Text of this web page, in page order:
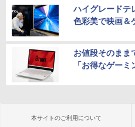
ハイグレードテ
色彩美で映画＆
お値段そのまま
「お得なゲーミ
本サイトのご利用について